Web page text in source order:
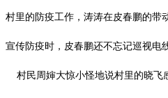
村里的防疫工作，涛涛在皮春鹏的带
宣传防疫时，皮春鹏还不忘记巡视电
村民周婶大惊小怪地说村里的晓飞